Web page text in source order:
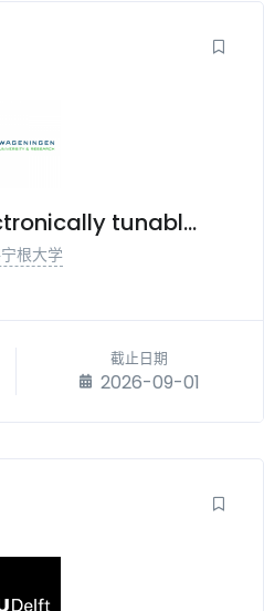
tunabl...
根大学
截止日期
2026-09-01